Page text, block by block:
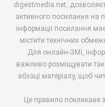
digestmedia.net,
активного посилання на
інформації посилання
містити технічних
Для онлайн-ЗМІ,
важливо розміщувати
абзаці матеріалу, щоб
Це правило покликане